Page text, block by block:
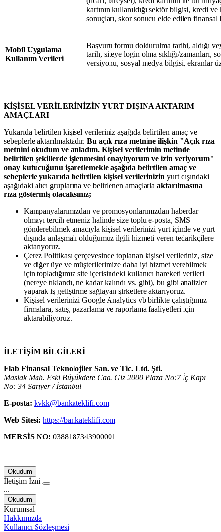
kartının kullanıldığı sektör bilgisi, kredi
sonuçları, skor sonucu elde edilen finansal
Mobil Uygulama
Kullanım Verileri
Başvuru formu doldurulma tarihi, aldığı
tarih, siteye login olma sıklığı/zamanları,
versiyonu, sosyal medya bilgisi, ekranlar
KİŞİSEL VERİLERİNİZİN YURT DIŞINA AKTARIM
AMAÇLARI
Yukarıda belirtilen kişisel verileriniz aşağıda belirtilen amaç ve
sebeplerle aktarılmaktadır. Bu açık rıza metnine ilişkin "Açık rıza
metnini okudum ve anladım. Kişisel verilerimin metinde
belirtilen şekillerde işlenmesini onaylıyorum ve izin veriyorum"
onay kutucuğunu işaretlemekle aşağıda belirtilen amaç ve
sebeplerle yukarıda belirtilen kişisel verilerinizin yurt dışındaki
aşağıdaki alıcı gruplarına ve belirlenen amaçlarla aktarılmasına
rıza göstermiş olacaksınız;
Kampanyalarımızdan ve promosyonlarımızdan haberdar
olmayı tercih etmeniz halinde size toplu e-posta, SMS
gönderebilmek amacıyla kişisel verilerinizi yurt içinde ve yurt
dışında anlaşmalı olduğumuz ilgili hizmeti veren tedarikçilere
aktarıyoruz.
Çerez Politikası çerçevesinde toplanan kişisel verileriniz, size
ve diğer üye ve müşterilerimize daha iyi hizmet verebilmek
için topladığımız site içerisindeki kullanıcı hareketi verileri
(nereye tıklandı, ne kadar kalındı vs. gibi), bu gibi analizler
yaparak iş geliştirme sağlayan şirketlere aktarıyoruz.
Kişisel verilerinizi Google Analytics vb birlikte çalıştığımız
firmalara, satış, pazarlama ve raporlama faaliyetleri için
aktarabiliyoruz.
İLETİŞİM BİLGİLERİ
Flab Finansal Teknolojiler San. ve Tic. Ltd. Şti.
Maslak Mah. Eski Büyükdere Cad. Giz 2000 Plaza No:7 İç Kapı
No: 34 Sarıyer / İstanbul
E-posta: kvkk@bankateklifi.com
Web Sitesi: https://bankateklifi.com
MERSİS NO: 0388187343900001
Okudum
İletişim İzni
...
Okudum
Kurumsal
Hakkımızda
Kullanıcı Sözleşmesi